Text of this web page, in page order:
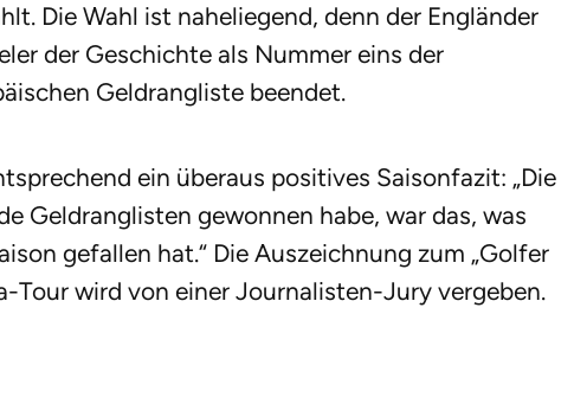
Die Wahl ist naheliegend, denn der Engländer
der Geschichte als Nummer eins der
Geldrangliste beendet.
ein überaus positives Saisonfazit: „Die
Geldranglisten gewonnen habe, war das, was
gefallen hat.“ Die Auszeichnung zum „Golfer
Tour wird von einer Journalisten-Jury vergeben.